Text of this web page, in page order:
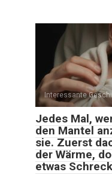
Interessante
Jedes Mal,
den Mantel
sie. Zuerst
der Wärme,
etwas